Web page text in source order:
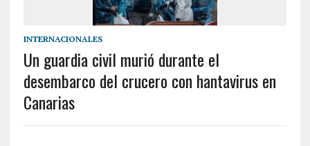
INTERNACIONALES
Un guardia civil murió durante el
desembarco del crucero con hantavirus en
Canarias